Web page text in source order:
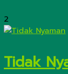
2
Tidak